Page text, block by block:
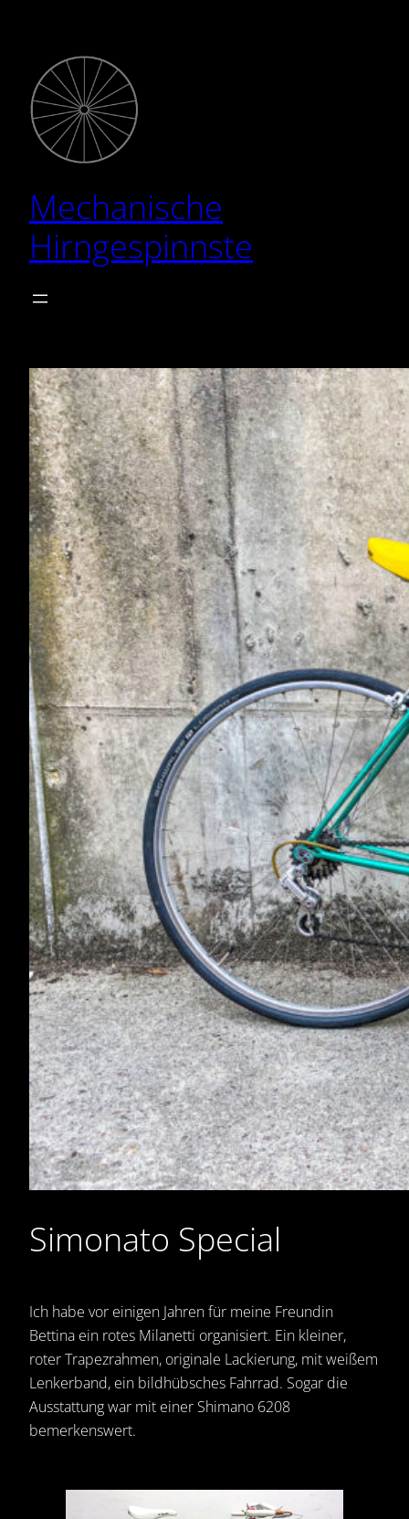
springen
Mechanische
Hirngespinnste
Simonato Special
Ich habe vor einigen Jahren für meine Freundin
Bettina ein rotes Milanetti organisiert. Ein kleiner,
roter Trapezrahmen, originale Lackierung, mit weißem
Lenkerband, ein bildhübsches Fahrrad. Sogar die
Ausstattung war mit einer Shimano 6208
bemerkenswert.